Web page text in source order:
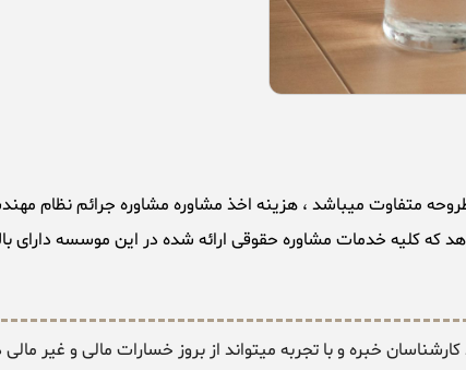
که کلیه خدمات مشاوره حقوقی ارائه شده در این موسسه دارای
خبره و با تجربه میتواند از بروز خسارات مالی و غیر